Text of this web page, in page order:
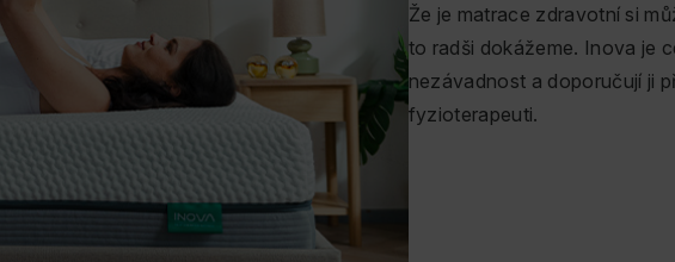
Že je matrace zdravotní si
to radši dokážeme. Inova je
nezávadnost a doporučují ji
fyzioterapeuti.